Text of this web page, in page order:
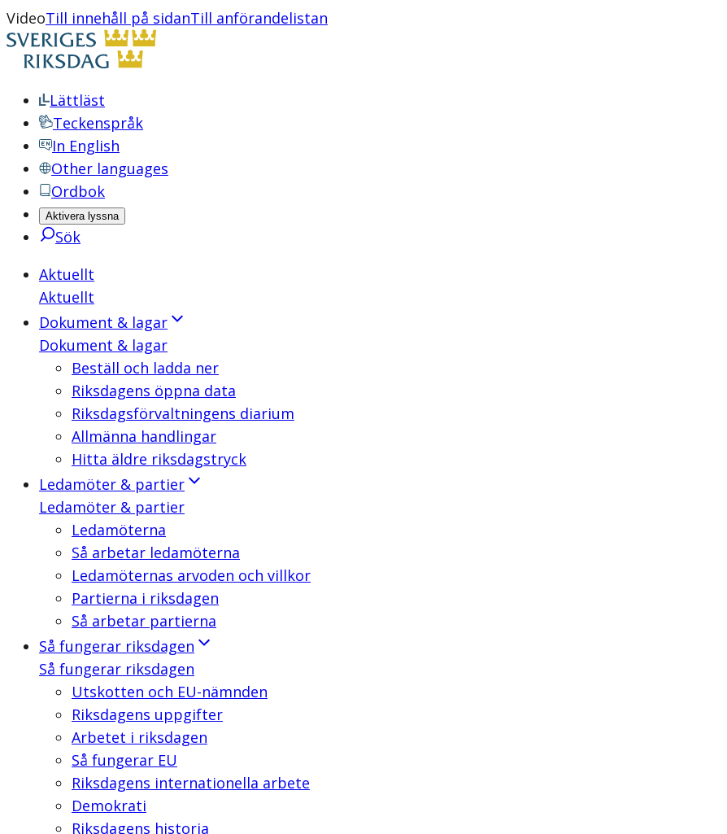
VideoTill innehåll på sidanTill anförandelistan
Lättläst
Teckenspråk
In English
Other languages
Ordbok
Aktivera lyssna
Sök
Aktuellt
Aktuellt
Dokument & lagar
Dokument & lagar
Beställ och ladda ner
Riksdagens öppna data
Riksdagsförvaltningens diarium
Allmänna handlingar
Hitta äldre riksdagstryck
Ledamöter & partier
Ledamöter & partier
Ledamöterna
Så arbetar ledamöterna
Ledamöternas arvoden och villkor
Partierna i riksdagen
Så arbetar partierna
Så fungerar riksdagen
Så fungerar riksdagen
Utskotten och EU-nämnden
Riksdagens uppgifter
Arbetet i riksdagen
Så fungerar EU
Riksdagens internationella arbete
Demokrati
Riksdagens historia